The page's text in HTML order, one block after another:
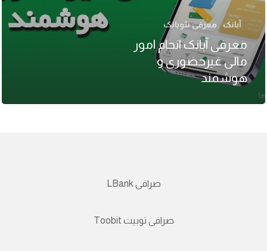
آبانک معرفی نئوبانک
معرفی آبانک انجام امور
مالی غیرحضوری و
هوشمند
صرافی LBank
صرافی توبیت Toobit